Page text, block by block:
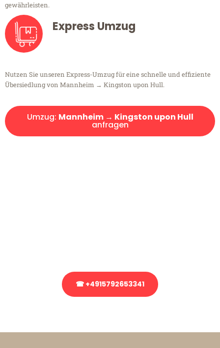
gewährleisten.
Express Umzug
Nutzen Sie unseren Express-Umzug für eine schnelle und effiziente
Übersiedlung von Mannheim → Kingston upon Hull.
Umzug: Mannheim → Kingston upon Hull
anfragen
☎ +4915792653341